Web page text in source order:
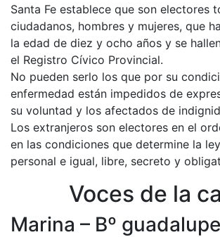
Santa Fe establece que son electores
ciudadanos, hombres y mujeres, que
la edad de diez y ocho años y se
el Registro Cívico Provincial.
No pueden serlo los que por su
enfermedad están impedidos de
su voluntad y los afectados de
Los extranjeros son electores en el
en las condiciones que determine la
personal e igual, libre, secreto y
Voces de la
Marina – Bº guadalupe